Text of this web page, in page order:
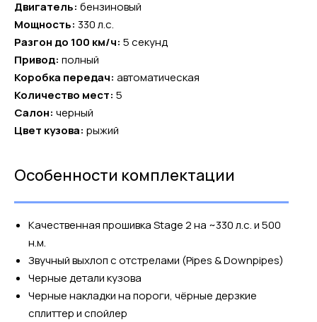
Двигатель: бензиновый
Мощность: 330 л.с.
Разгон до 100 км/ч: 5 секунд
Привод: полный
Коробка передач: автоматическая
Количество мест: 5
Салон: черный
Цвет кузова: рыжий
Особенности комплектации
Качественная прошивка Stаgе 2 на ~330 л.с. и 500
н.м.
Звучный выхлоп с отстрелами (Рiреs & Dоwnрiреs)
Черные детали кузова
Черные накладки на пороги, чёрные дерзкие
сплиттер и спойлер